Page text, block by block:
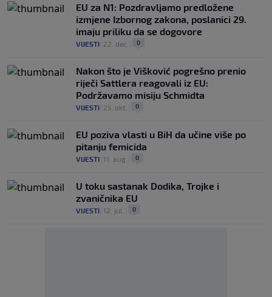
EU za N1: Pozdravljamo predložene
izmjene Izbornog zakona, poslanici 29.
imaju priliku da se dogovore
VIJESTI 22. dec. 0
Nakon što je Višković pogrešno prenio
riječi Sattlera reagovali iz EU:
Podržavamo misiju Schmidta
VIJESTI 25. okt. 0
EU poziva vlasti u BiH da učine više po
pitanju femicida
VIJESTI 11. aug. 0
U toku sastanak Dodika, Trojke i
zvaničnika EU
VIJESTI 12. jul. 0